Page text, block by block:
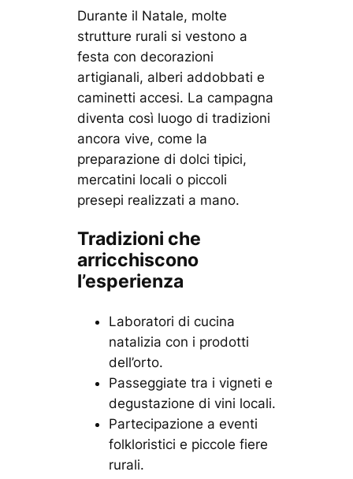
Durante il Natale, molte
strutture rurali si vestono a
festa con decorazioni
artigianali, alberi addobbati e
caminetti accesi. La campagna
diventa così luogo di tradizioni
ancora vive, come la
preparazione di dolci tipici,
mercatini locali o piccoli
presepi realizzati a mano.
Tradizioni che
arricchiscono
l’esperienza
Laboratori di cucina
natalizia con i prodotti
dell’orto.
Passeggiate tra i vigneti e
degustazione di vini locali.
Partecipazione a eventi
folkloristici e piccole fiere
rurali.